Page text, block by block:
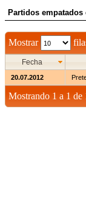
Partidos
Mostrar
Fecha
20.07.2012
Mostrando 1 a 1 de